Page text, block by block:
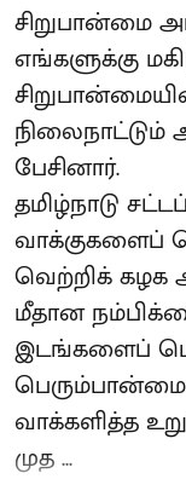
சிறுபான்மை
எங்களுக்கு
நிலைநாட்டும்
பேசினார்.
தமிழ்நாடு
வாக்குகளைப்
வெற்றிக் கழக
மீதான
இடங்களைப்
வாக்களித்த
முத ...